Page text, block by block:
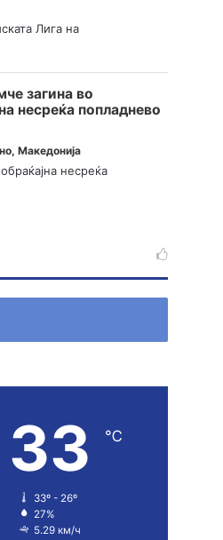
Лига на
загина во
несреќа попладнево
,Македонија
несреќа
33 ℃
33º - 26º
27%
5.29 км/ч